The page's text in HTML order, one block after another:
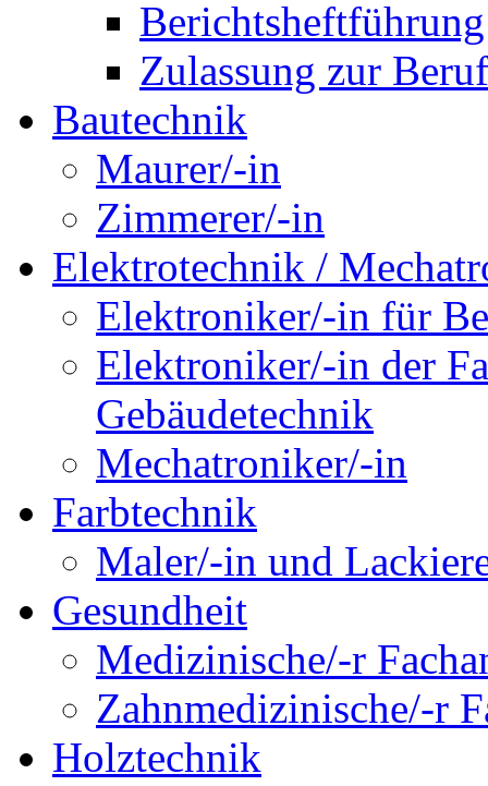
Berichtsheftführung
Zulassung zur
Bautechnik
Maurer/-in
Zimmerer/-in
Elektrotechnik /
Elektroniker/-in für
Elektroniker/-in der
Gebäudetechnik
Mechatroniker/-in
Farbtechnik
Maler/-in und
Gesundheit
Medizinische/-r
Zahnmedizinische/-r
Holztechnik